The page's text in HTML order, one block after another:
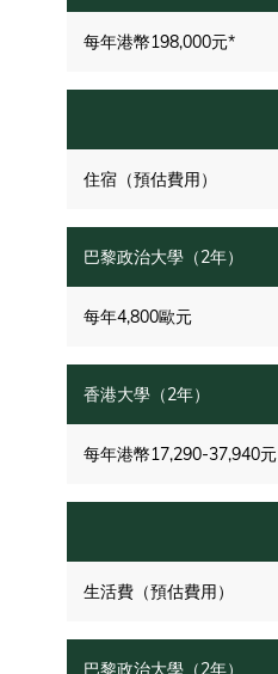
每年港幣198,000元*
住宿（預估費用）
每年4,800歐元
每年港幣17,290-37,940元
生活費（預估費用）